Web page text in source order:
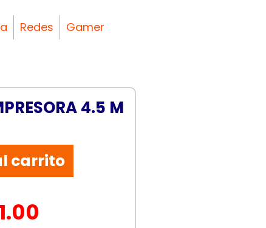
Redes Gamer
4.5 M
carrito